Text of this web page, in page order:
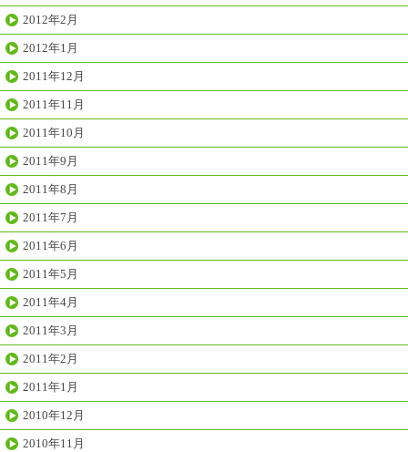
2012年2月
2012年1月
2011年12月
2011年11月
2011年10月
2011年9月
2011年8月
2011年7月
2011年6月
2011年5月
2011年4月
2011年3月
2011年2月
2011年1月
2010年12月
2010年11月